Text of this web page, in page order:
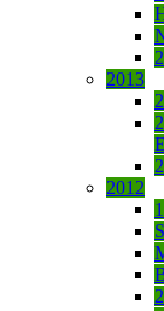
2013
2012